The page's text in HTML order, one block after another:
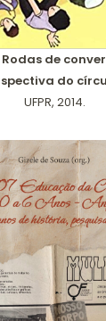
Rodas de
do
UFPR, 2014.